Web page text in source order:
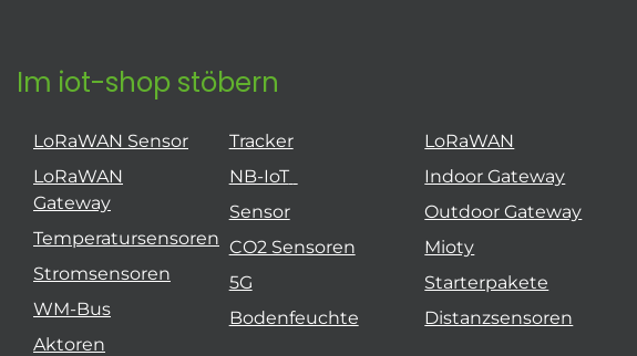
Im iot-shop stöbern
LoRaWAN Sensor
LoRaWAN
Gateway
Temperatursensoren
Stromsensoren
WM-Bus
Aktoren
Tracker
NB-IoT
Sensor
CO2 Sensoren
5G
Bodenfeuchte
LoRaWAN
Indoor Gateway
Outdoor Gateway
Mioty
Starterpakete
Distanzsensoren